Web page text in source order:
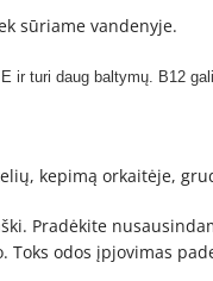
sūriame vandenyje.
turi daug baltymų. B12
kepimą orkaitėje,
Pradėkite
odos įpjovimas